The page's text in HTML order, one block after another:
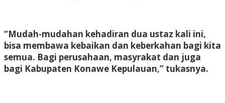
“Mudah-mudahan kehadiran dua ustaz kali ini,
bisa membawa kebaikan dan keberkahan bagi kita
semua. Bagi perusahaan, masyrakat dan juga
bagi Kabupaten Konawe Kepulauan,” tukasnya.